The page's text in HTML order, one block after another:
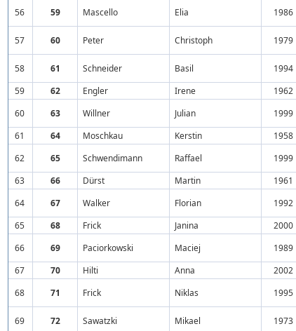
56
59 Mascello Elia 1986
57 60 Peter Christoph 1979
58 61 Schneider Basil 1994
59
62 Engler Irene 1962
60
63 Willner Julian 1999
61
64 Moschkau Kerstin 1958
62
65 Schwendimann Raffael 1999
63
66 Dürst Martin 1961
64
67 Walker Florian 1992
65
68 Frick Janina 2000
66
69 Paciorkowski Maciej 1989
67
70 Hilti Anna 2002
68
71 Frick Niklas 1995
69 72 Sawatzki Mikael 1973